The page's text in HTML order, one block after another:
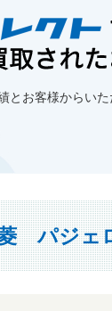
とお客様からい
パジェ